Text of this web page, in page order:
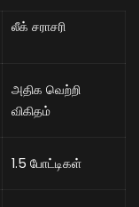
லீக் சராசரி
அதிக வெற்றி
விகிதம்
1.5 போட்டிகள்